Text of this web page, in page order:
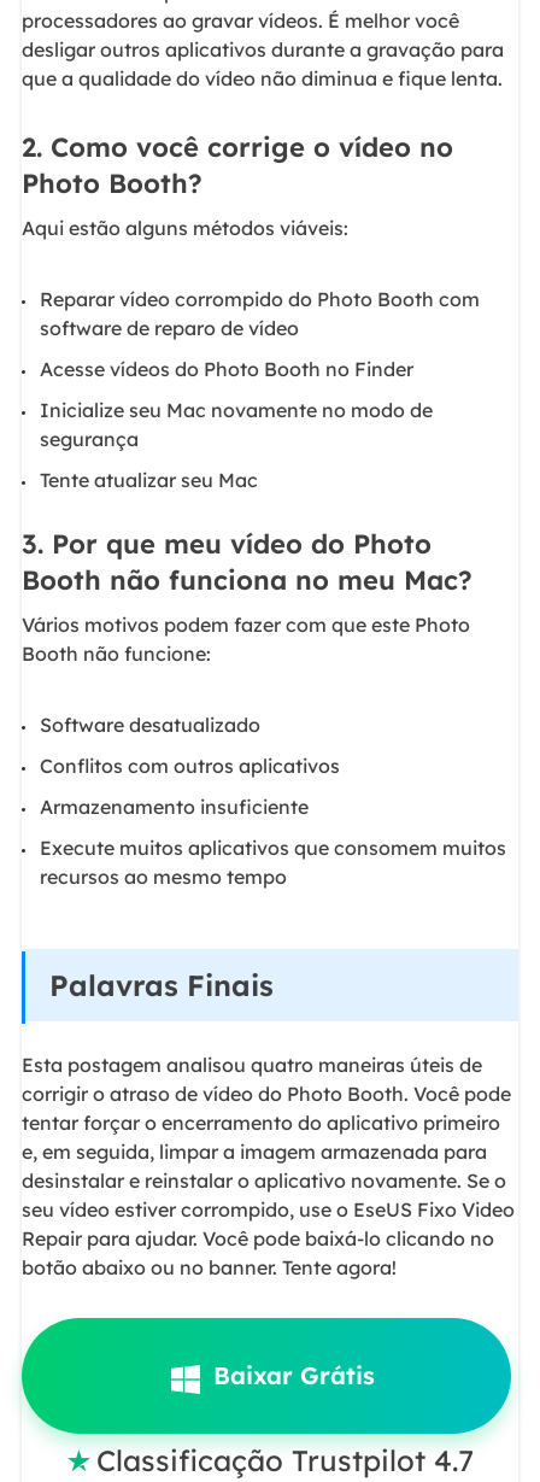
processadores ao gravar vídeos. É melhor você
desligar outros aplicativos durante a gravação para
que a qualidade do vídeo não diminua e fique lenta.
2. Como você corrige o vídeo no
Photo Booth?
Aqui estão alguns métodos viáveis:
Reparar vídeo corrompido do Photo Booth com
software de reparo de vídeo
Acesse vídeos do Photo Booth no Finder
Inicialize seu Mac novamente no modo de
segurança
Tente atualizar seu Mac
3. Por que meu vídeo do Photo
Booth não funciona no meu Mac?
Vários motivos podem fazer com que este Photo
Booth não funcione:
Software desatualizado
Conflitos com outros aplicativos
Armazenamento insuficiente
Execute muitos aplicativos que consomem muitos
recursos ao mesmo tempo
Palavras Finais
Esta postagem analisou quatro maneiras úteis de
corrigir o atraso de vídeo do Photo Booth. Você pode
tentar forçar o encerramento do aplicativo primeiro
e, em seguida, limpar a imagem armazenada para
desinstalar e reinstalar o aplicativo novamente. Se o
seu vídeo estiver corrompido, use o EseUS Fixo Video
Repair para ajudar. Você pode baixá-lo clicando no
botão abaixo ou no banner. Tente agora!
Baixar Grátis
 Classificação Trustpilot 4.7